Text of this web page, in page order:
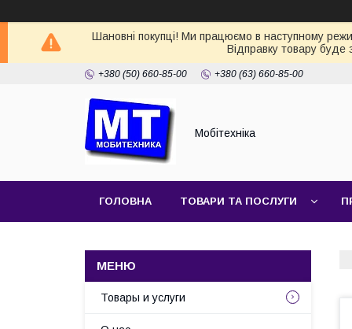
Шановні покупці! Ми працюємо в наступному
Відправку товару
+380 (50) 660-85-00 +380 (63) 660-85-00
Мобітехніка
ГОЛОВНА ТОВАРИ ТА ПОСЛУГИ
Товары и услуги